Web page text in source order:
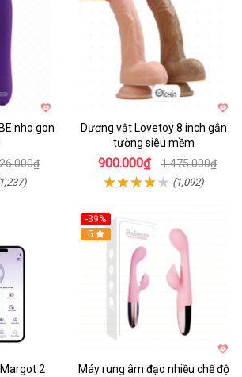
nho gon
Dương vật Lovetoy 8 inch gắn
tường siêu mềm
900.000₫ 1.475.000₫
(1,092)
2
-39%
Hot
5
Máy rung âm đạo nhiều chế độ